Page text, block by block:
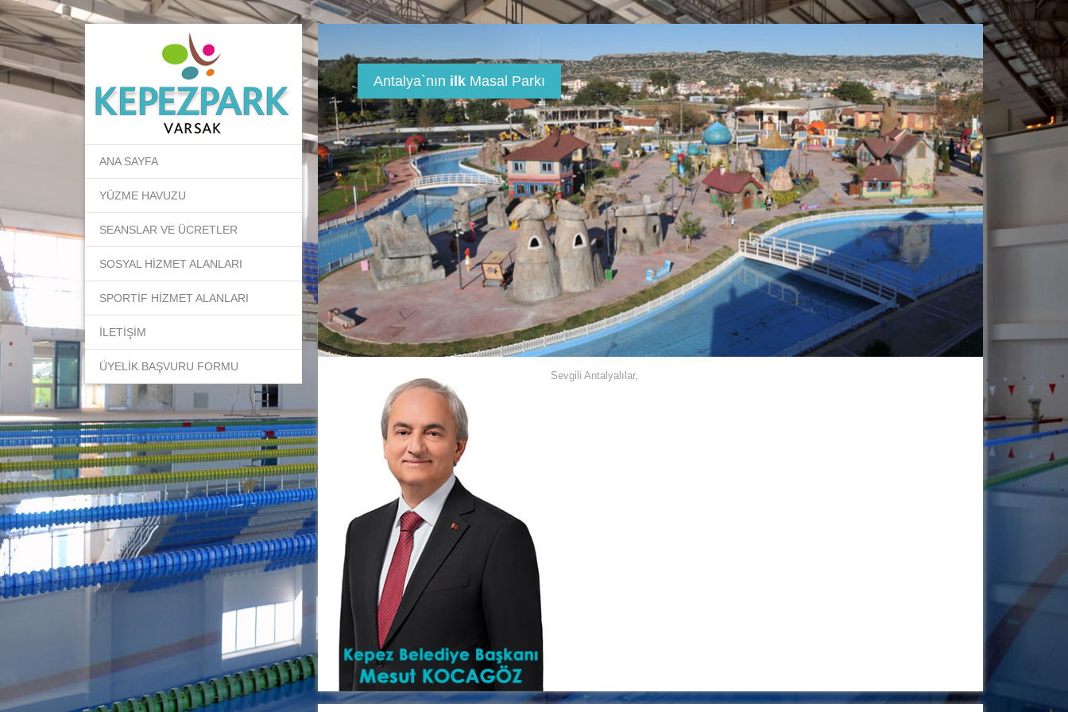
ANA SAYFA
YÜZME HAVUZU
SEANSLAR VE ÜCRETLER
SOSYAL HİZMET ALANLARI
SPORTİF HİZMET ALANLARI
İLETİŞİM
ÜYELİK BAŞVURU FORMU
Antalya`nın ilkMasal Parkı
Sevgili Antalyalılar,